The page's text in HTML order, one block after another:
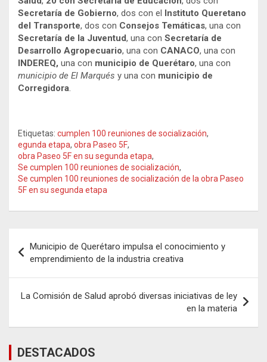
Secretaría de Gobierno, dos con el Instituto Queretano
del Transporte, dos con Consejos Temáticas, una con
Secretaría de la Juventud, una con Secretaría de
Desarrollo Agropecuario, una con CANACO, una con
INDEREQ, una con municipio de Querétaro, una con
municipio de El Marqués y una con municipio de
Corregidora.
Etiquetas: cumplen 100 reuniones de socialización,
egunda etapa, obra Paseo 5F,
obra Paseo 5F en su segunda etapa,
Se cumplen 100 reuniones de socialización,
Se cumplen 100 reuniones de socialización de la obra Paseo
5F en su segunda etapa
de
entradas
Municipio de Querétaro impulsa el conocimiento y
emprendimiento de la industria creativa
La Comisión de Salud aprobó diversas iniciativas de ley
en la materia
DESTACADOS